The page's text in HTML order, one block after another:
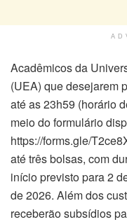
Acadêmicos da
(UEA) que desejarem
até as 23h59 (horário
meio do formulário
https://forms.gle/
até três bolsas, com
início previsto para 2
de 2026. Além dos
receberão subsídios